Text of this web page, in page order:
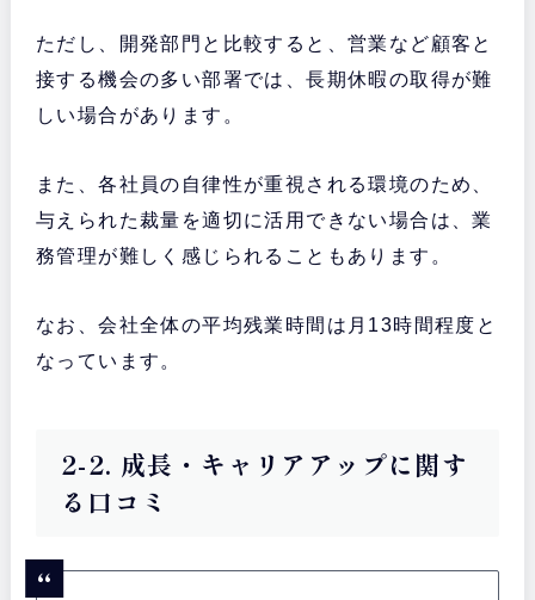
ただし、開発部門と比較すると、営業など顧客と
接する機会の多い部署では、長期休暇の取得が難
しい場合があります。
また、各社員の自律性が重視される環境のため、
与えられた裁量を適切に活用できない場合は、業
務管理が難しく感じられることもあります。
なお、会社全体の平均残業時間は月13時間程度と
なっています。
2-2. 成長・キャリアアップに関す
る口コミ